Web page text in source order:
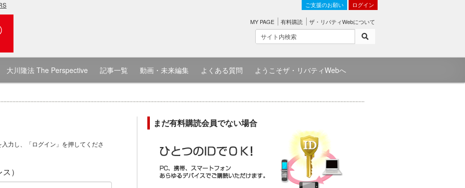
ご支援のお願い ログイン
MY PAGE 有料購読 ザ・リバティWebについて
大川隆法 The Perspective 記事一覧 動画・未来編集 よくある質問 ようこそザ・リバティWebへ
力し、「ログイン」を押してくださ
）
まだ有料購読会員でない場合